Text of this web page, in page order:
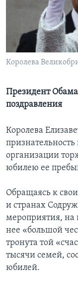
Learning English
СОЦИАЛЬНЫЕ СЕТИ
Языки
Королева
Президент
поздравления
Королева
организации
юбилею ее
Обращаясь к
и странах
мероприятия, на
нее «большой
тронута той
тысячи семей,
юбилей.